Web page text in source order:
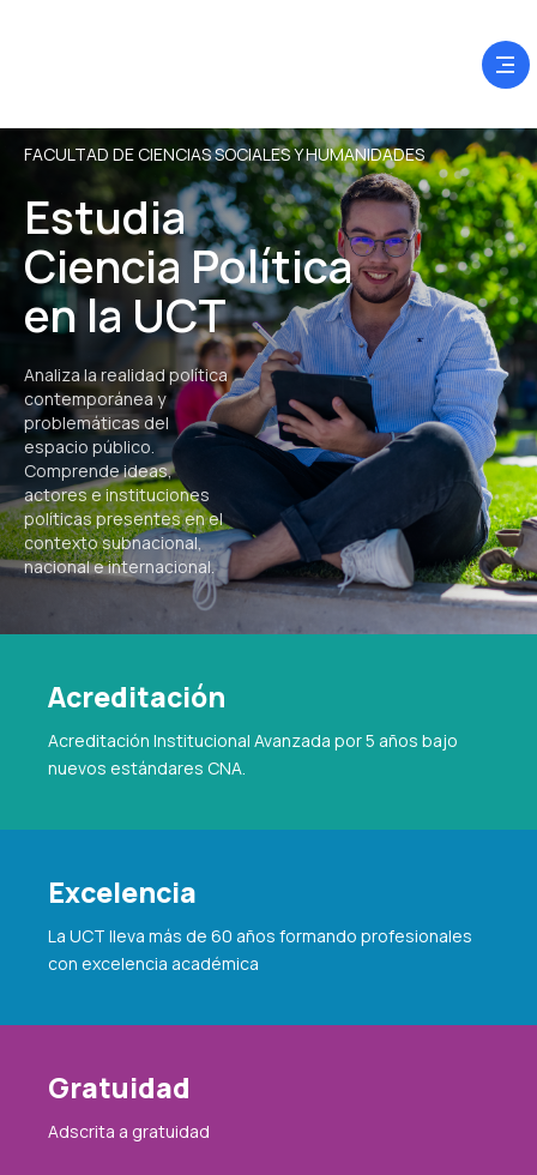
FACULTAD DE CIENCIAS SOCIALES Y HUMANIDADES
Estudia
Ciencia Política
en la UCT
Analiza la realidad política
contemporánea y
problemáticas del
espacio público.
Comprende ideas,
actores e instituciones
políticas presentes en el
contexto subnacional,
nacional e internacional.
Acreditación
Acreditación Institucional Avanzada por 5 años bajo
nuevos estándares CNA.
Excelencia
La UCT lleva más de 60 años formando profesionales
con excelencia académica
Gratuidad
Adscrita a gratuidad